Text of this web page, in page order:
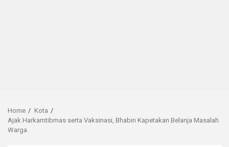
Home
Kota
Ajak Harkamtibmas serta Vaksinasi, Bhabin Kapetakan Belanja Masalah
Warga